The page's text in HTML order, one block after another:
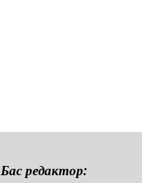
Бас редактор: